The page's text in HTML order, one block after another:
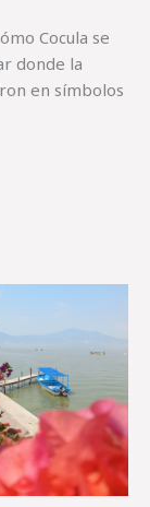
Cocula se
donde la
en símbolos